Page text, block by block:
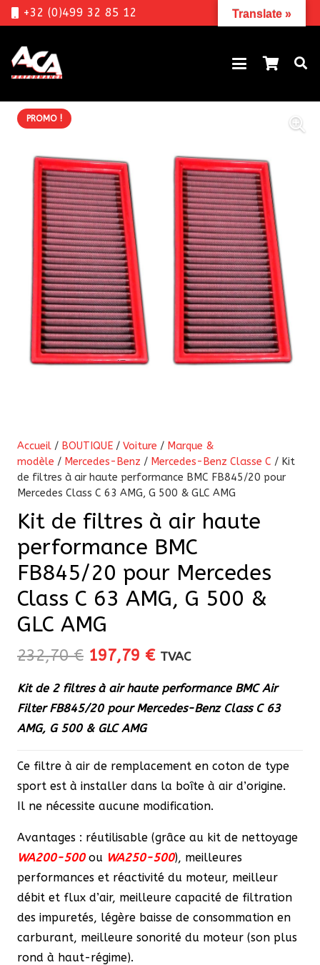
+32 (0)499 32 85 12
PROMO !
Accueil / BOUTIQUE / Voiture / Marque &
modèle / Mercedes-Benz / Mercedes-Benz Classe C / Kit
de filtres à air haute performance BMC FB845/20 pour
Mercedes Class C 63 AMG, G 500 & GLC AMG
Kit de filtres à air haute
performance BMC
FB845/20 pour Mercedes
Class C 63 AMG, G 500 &
GLC AMG
232,70€ Le
initial
était :
232,70 €.
197,79 €Le
actuel
est :
TVAC
Kit de 2 filtres à air haute performance BMC Air
Filter FB845/20 pour Mercedes-Benz Class C 63
AMG, G 500 & GLC AMG
Ce filtre à air de remplacement en coton de type
sport est à installer dans la boîte à air d’origine.
Il ne nécessite aucune modification.
Avantages : réutilisable (grâce au kit de nettoyage
WA200-500 ou WA250-500), meilleures
performances et réactivité du moteur, meilleur
débit et flux d’air, meilleure capacité de filtration
des impuretés, légère baisse de consommation en
carburant, meilleure sonorité du moteur (son plus
rond à haut-régime).
Translate »